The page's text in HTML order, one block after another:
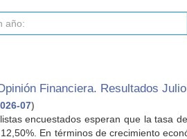
Financiera. Resultados
07)
encuestados esperan que la tasa
En términos de crecimiento